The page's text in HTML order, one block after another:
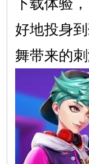
下载体验
好地投身
舞带来的刺